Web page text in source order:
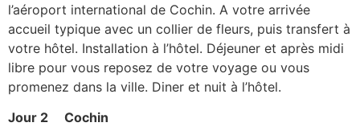
l’aéroport international de Cochin. A votre arrivée
accueil typique avec un collier de fleurs, puis transfert à
votre hôtel. Installation à l’hôtel. Déjeuner et après midi
libre pour vous reposez de votre voyage ou vous
promenez dans la ville. Diner et nuit à l’hôtel.
Jour 2 Cochin